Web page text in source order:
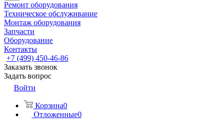
Ремонт оборудования
Техническое обслуживание
Монтаж оборудования
Запчасти
Оборудование
Контакты
+7 (499) 450-46-86
Заказать звонок
Задать вопрос
Войти
Корзина0
Отложенные0